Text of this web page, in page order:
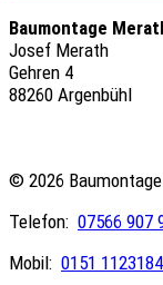
Baumontage
Josef Merath
Gehren 4
88260 Argenbühl
© 2026
Telefon: 07566 907
Mobil: 0151